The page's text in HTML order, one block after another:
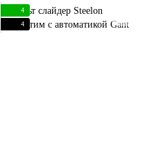
4
4